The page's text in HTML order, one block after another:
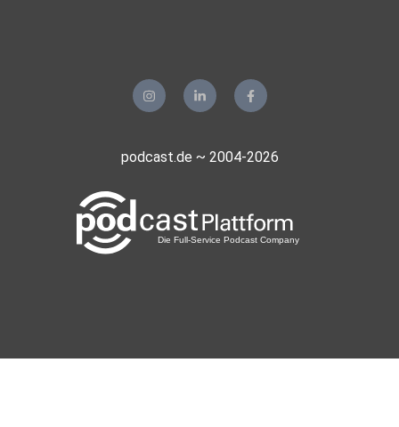
podcast.de ~ 2004-2026